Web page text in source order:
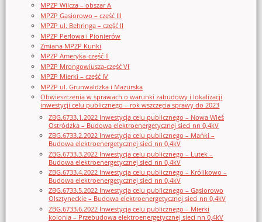
MPZP Wilcza – obszar A
MPZP Gąsiorowo – część III
MPZP ul. Behringa – część II
MPZP Perłowa i Pionierów
Zmiana MPZP Kunki
MPZP Ameryka-część II
MPZP Mrongowiusza-część VI
MPZP Mierki – część IV
MPZP ul. Grunwaldzka i Mazurska
Obwieszczenia w sprawach o warunki zabudowy i lokalizacji
inwestycji celu publicznego – rok wszczęcia sprawy do 2023
ZBG.6733.1.2022 Inwestycja celu publicznego – Nowa Wieś
Ostródzka – Budowa elektroenergetycznej sieci nn 0,4kV
ZBG.6733.2.2022 Inwestycja celu publicznego – Mańki –
Budowa elektroenergetycznej sieci nn 0,4kV
ZBG.6733.3.2022 Inwestycja celu publicznego – Lutek –
Budowa elektroenergetycznej sieci nn 0,4kV
ZBG.6733.4.2022 Inwestycja celu publicznego – Królikowo –
Budowa elektroenergetycznej sieci nn 0,4kV
ZBG.6733.5.2022 Inwestycja celu publicznego – Gąsiorowo
Olsztyneckie – Budowa elektroenergetycznej sieci nn 0,4kV
ZBG.6733.6.2022 Inwestycja celu publicznego – Mierki
kolonia – Przebudowa elektroenergetycznej sieci nn 0,4kV